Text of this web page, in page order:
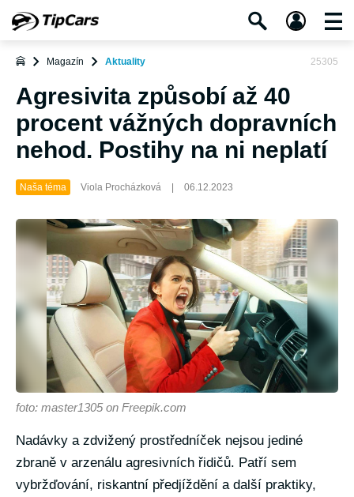
Magazín Aktuality 25305
Agresivita způsobí až 40
procent vážných dopravních
nehod. Postihy na ni neplatí
Naša téma Viola Procházková 06.12.2023
foto: master1305 on Freepik.com
Nadávky a zdvižený prostředníček nejsou jediné
zbraně v arzenálu agresivních řidičů. Patří sem
vybržďování, riskantní předjíždění a další praktiky,